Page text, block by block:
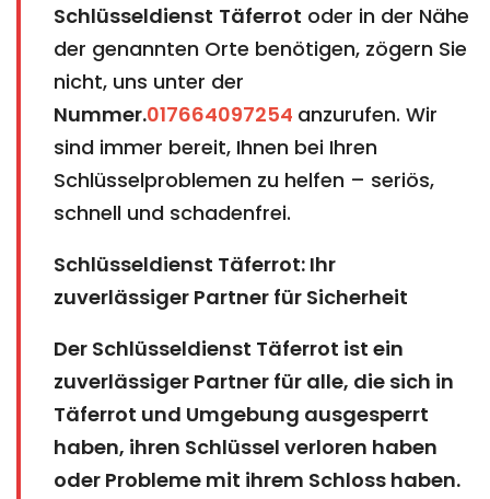
Schlüsseldienst Täferrot oder in der Nähe
der genannten Orte benötigen, zögern Sie
nicht, uns unter der
Nummer.017664097254 anzurufen. Wir
sind immer bereit, Ihnen bei Ihren
Schlüsselproblemen zu helfen – seriös,
schnell und schadenfrei.
Schlüsseldienst Täferrot: Ihr
zuverlässiger Partner für Sicherheit
Der Schlüsseldienst Täferrot ist ein
zuverlässiger Partner für alle, die sich in
Täferrot und Umgebung ausgesperrt
haben, ihren Schlüssel verloren haben
oder Probleme mit ihrem Schloss haben.